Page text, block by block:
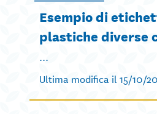
Esempio di
plastiche diverse
...
Ultima modifica il 15/10/